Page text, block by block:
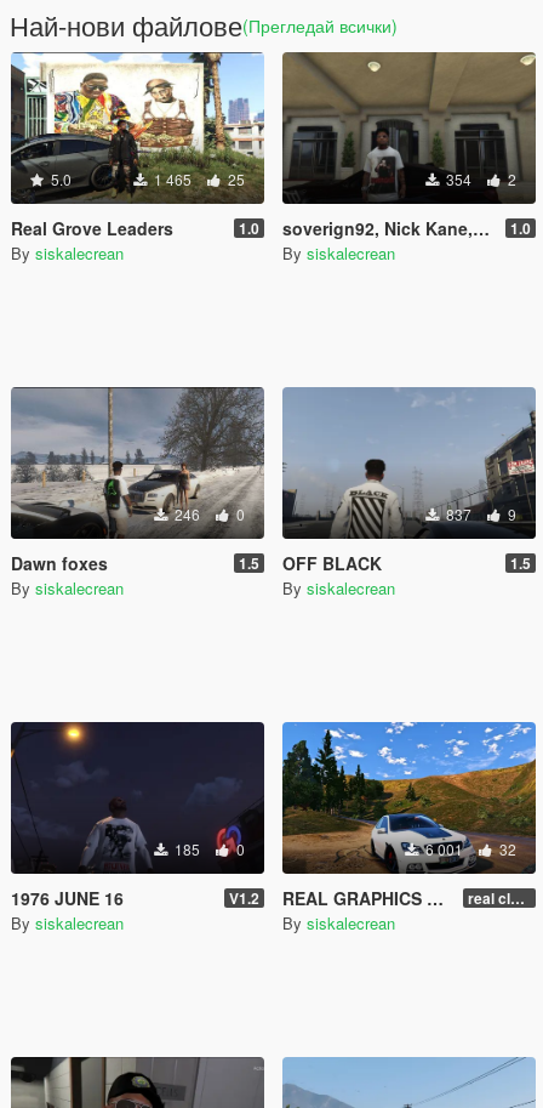
Най-нови файлове(Прегледай всички)
5.0 1 465 25
Real Grove Leaders 1.0
By siskalecrean
354 2
soverign92, Nick Kane, Blueface & Nhlamu T-Shirts for Franklin 1.0
By siskalecrean
246 0
Dawn foxes 1.5
By siskalecrean
837 9
OFF BLACK 1.5
By siskalecrean
185 0
1976 JUNE 16 V1.2
By siskalecrean
6 001 32
REAL GRAPHICS 2018 real classic
By siskalecrean